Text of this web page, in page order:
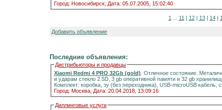
Город: Новосибирск; Дата: 05.07.2005, 15:02:40
1 11 | 12| 13| 14|
Добавить объявление
Последние объявления:
Дистрибьюторы и продавцы
Xiaomi Redmi 4 PRO 32Gb (gold) . Отличное состояние.
и ударам стекло 2.5D, 3 gb оперативной памяти и 32 gb
Комплект: коробка, зу (без переходника), USB-microUSB
Город: Москва; Дата: 20.04.2018, 13:09:16
Диллинговые услуги